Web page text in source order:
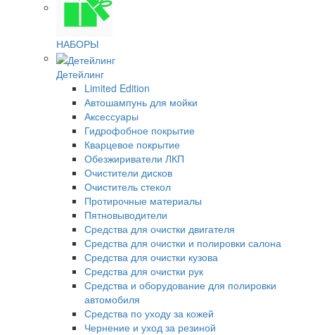
НАБОРЫ
Детейлинг
Limited Edition
Автошампунь для мойки
Аксессуары
Гидрофобное покрытие
Кварцевое покрытие
Обезжириватели ЛКП
Очистители дисков
Очиститель стекол
Протирочные материалы
Пятновыводители
Средства для очистки двигателя
Средства для очистки и полировки салона
Средства для очистки кузова
Средства для очистки рук
Средства и оборудование для полировки
автомобиля
Средства по уходу за кожей
Чернение и уход за резиной